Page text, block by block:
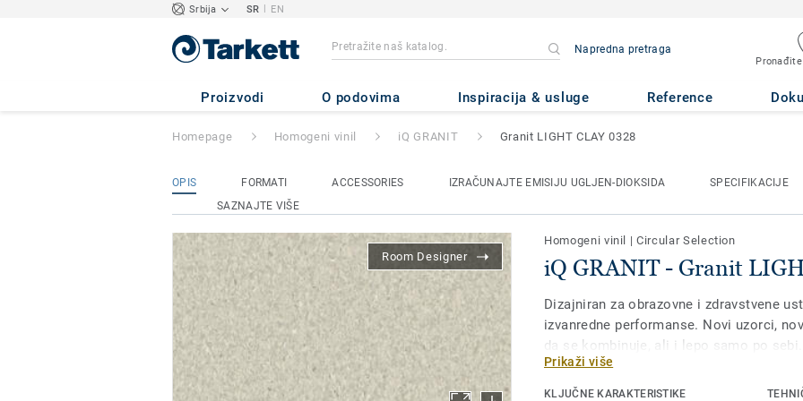
Srbija SR | EN
Napredna pretraga
Proizvodi O podovima Inspiracija & usluge Reference
iQ GRANIT - Granit LIGHT CLAY 0328
Homepage Homogeni vinil iQ GRANIT Granit LIGHT CLAY 0328
OPIS FORMATI ACCESSORIES IZRAČUNAJTE EMISIJU UGLJEN-DIOKSIDA
SPECIFIKACIJE
SAZNAJTE VIŠE
Room Designer
Homogeni vinil |Circular Selection
iQ GRANIT - Granit
Dizajniran za obrazovne i zdravstvene
izvanredne performanse. Novi uzorci,
da se kombinuje, ali i lepo samo po
ekstremnu izdržljivost, kao i vrhunsku
mrlje i habanje za sve oblasti sa velikim
Prikaži više
KLJUČNE KARAKTERISTIKE